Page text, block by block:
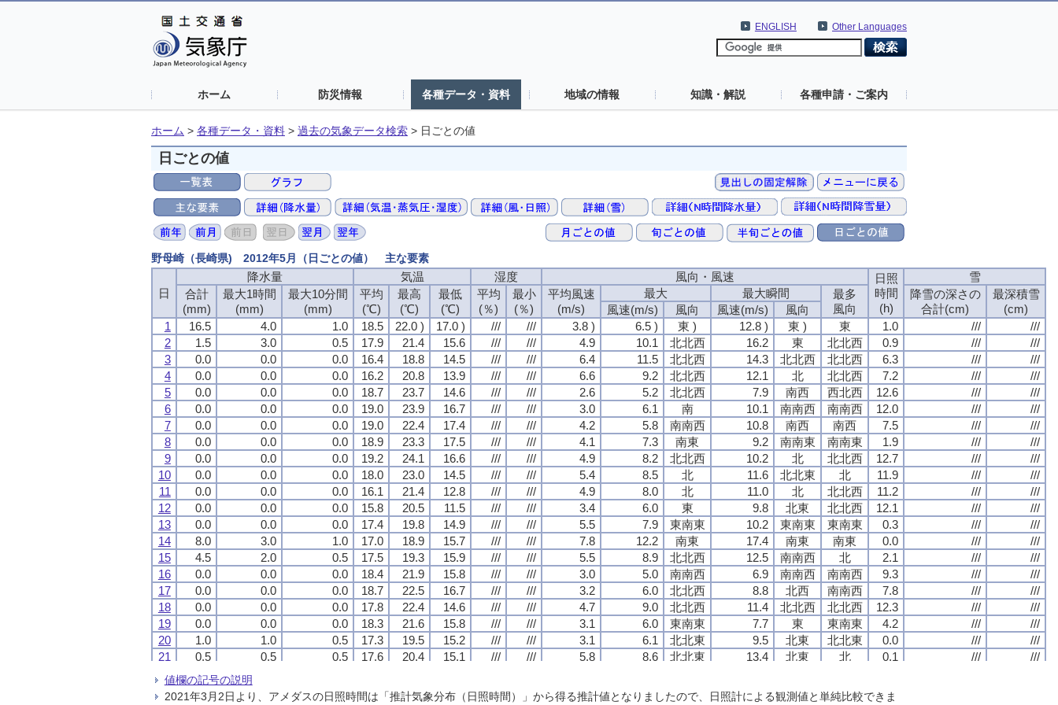
Other Languages
ENGLISH
ホーム 防災情報 各種データ・資料 地域の情報 知識・解説 各種申請・ご案内
ホーム > 各種データ・資料 > 過去の気象データ検索 > 日ごとの値
日ごとの値
野母崎（長崎県) 2012年5月（日ごとの値） 主な要素
日
降水量 気温 湿度 風向・風速
日照
時間
(h)
雪
合計
(mm)
最大1時間
(mm)
最大10分間
(mm)
平均
(℃)
最高
(℃)
最低
(℃)
平均
(％)
最小
(％)
平均風速
(m/s)
最大 最大瞬間
最多
風向
降雪の深さの
合計(cm)
最深積雪
(cm)
風速(m/s) 風向 風速(m/s)
風向
1
16.5 4.0 1.0 18.5 22.0 ) 17.0 ) /// /// 3.8 ) 6.5 ) 東 ) 12.8 ) 東 ) 東 1.0 ///
///
2
1.5 3.0 0.5 17.9 21.4 15.6 /// /// 4.9 10.1 北北西 16.2 東 北北西 0.9 ///
///
3
0.0 0.0 0.0 16.4 18.8 14.5 /// /// 6.4 11.5 北北西 14.3 北北西 北北西 6.3 ///
///
4
0.0 0.0 0.0 16.2 20.8 13.9 /// /// 6.6 9.2 北北西 12.1 北 北北西 7.2 ///
///
5
0.0 0.0 0.0 18.7 23.7 14.6 /// /// 2.6 5.2 北北西 7.9 南西 西北西 12.6 ///
///
6
0.0 0.0 0.0 19.0 23.9 16.7 /// /// 3.0 6.1 南 10.1 南南西 南南西 12.0 ///
///
7
0.0 0.0 0.0 19.0 22.4 17.4 /// /// 4.2 5.8 南南西 10.8 南西 南西 7.5 ///
///
8
0.0 0.0 0.0 18.9 23.3 17.5 /// /// 4.1 7.3 南東 9.2 南南東 南南東 1.9 ///
///
9
0.0 0.0 0.0 19.2 24.1 16.6 /// /// 4.9 8.2 北北西 10.2 北 北北西 12.7 ///
///
10
0.0 0.0 0.0 18.0 23.0 14.5 /// /// 5.4 8.5 北 11.6 北北東 北 11.9 ///
///
11
0.0 0.0 0.0 16.1 21.4 12.8 /// /// 4.9 8.0 北 11.0 北 北北西 11.2 ///
///
12
0.0 0.0 0.0 15.8 20.5 11.5 /// /// 3.4 6.0 東 9.8 北東 北北西 12.1 ///
///
13
0.0 0.0 0.0 17.4 19.8 14.9 /// /// 5.5 7.9 東南東 10.2 東南東 東南東 0.3 ///
///
14
8.0 3.0 1.0 17.0 18.9 15.7 /// /// 7.8 12.2 南東 17.4 南東 南東 0.0 ///
///
15
4.5 2.0 0.5 17.5 19.3 15.9 /// /// 5.5 8.9 北北西 12.5 南南西 北 2.1 ///
///
16
0.0 0.0 0.0 18.4 21.9 15.8 /// /// 3.0 5.0 南南西 6.9 南南西 南南西 9.3 ///
///
17
0.0 0.0 0.0 18.7 22.5 16.7 /// /// 3.2 6.0 北北西 8.8 北西 南南西 7.8 ///
///
18
0.0 0.0 0.0 17.8 22.4 14.6 /// /// 4.7 9.0 北北西 11.4 北北西 北北西 12.3 ///
///
19
0.0 0.0 0.0 18.3 21.6 15.8 /// /// 3.1 6.0 東南東 7.7 東 東南東 4.2 ///
///
20
1.0 1.0 0.5 17.3 19.5 15.2 /// /// 3.1 6.1 北北東 9.5 北東 北北東 0.0 ///
///
21
0.5 0.5 0.5 17.6 20.4 15.1 /// /// 5.8 8.6 北北東 13.4 北東 北 0.1 ///
///
22
0.0
23
0.0 0.0 0.0 18.8 21.6 16.9 /// 2.3 5.3 北北西 6.0 北北西 北北西 2.2
日
降水量 気温 湿度 風向・風速
日照
時間
(h)
雪
合計
(mm)
最大1時間
(mm)
最大10分間
(mm)
平均
(℃)
最高
(℃)
最低
(℃)
平均
(％)
最小
(％)
平均風速
(m/s)
最大 最大瞬間
最多
風向
降雪の深さの
合計(cm)
最深積雪
(cm)
風速(m/s) 風向 風速(m/s)
風向
1
16.5 4.0 1.0 18.5 22.0 ) 17.0 ) /// /// 3.8 ) 6.5 ) 東 ) 12.8 ) 東 ) 東 1.0 ///
///
2
1.5 3.0 0.5 17.9 21.4 15.6 /// /// 4.9 10.1 北北西 16.2 東 北北西 0.9 ///
///
3
0.0 0.0 0.0 16.4 18.8 14.5 /// /// 6.4 11.5 北北西 14.3 北北西 北北西 6.3 ///
///
4
0.0 0.0 0.0 16.2 20.8 13.9 /// /// 6.6 9.2 北北西 12.1 北 北北西 7.2 ///
///
5
0.0 0.0 0.0 18.7 23.7 14.6 /// /// 2.6 5.2 北北西 7.9 南西 西北西 12.6 ///
///
6
0.0 0.0 0.0 19.0 23.9 16.7 /// /// 3.0 6.1 南 10.1 南南西 南南西 12.0 ///
///
7
0.0 0.0 0.0 19.0 22.4 17.4 /// /// 4.2 5.8 南南西 10.8 南西 南西 7.5 ///
///
8
0.0 0.0 0.0 18.9 23.3 17.5 /// /// 4.1 7.3 南東 9.2 南南東 南南東 1.9 ///
///
9
0.0 0.0 0.0 19.2 24.1 16.6 /// /// 4.9 8.2 北北西 10.2 北 北北西 12.7 ///
///
10
0.0 0.0 0.0 18.0 23.0 14.5 /// /// 5.4 8.5 北 11.6 北北東 北 11.9 ///
///
11
0.0 0.0 0.0 16.1 21.4 12.8 /// /// 4.9 8.0 北 11.0 北 北北西 11.2 ///
///
12
0.0 0.0 0.0 15.8 20.5 11.5 /// /// 3.4 6.0 東 9.8 北東 北北西 12.1 ///
///
13
0.0 0.0 0.0 17.4 19.8 14.9 /// /// 5.5 7.9 東南東 10.2 東南東 東南東 0.3 ///
///
14
8.0 3.0 1.0 17.0 18.9 15.7 /// /// 7.8 12.2 南東 17.4 南東 南東 0.0 ///
///
15
4.5 2.0 0.5 17.5 19.3 15.9 /// /// 5.5 8.9 北北西 12.5 南南西 北 2.1 ///
///
16
0.0 0.0 0.0 18.4 21.9 15.8 /// /// 3.0 5.0 南南西 6.9 南南西 南南西 9.3 ///
///
17
0.0 0.0 0.0 18.7 22.5 16.7 /// /// 3.2 6.0 北北西 8.8 北西 南南西 7.8 ///
///
18
0.0 0.0 0.0 17.8 22.4 14.6 /// /// 4.7 9.0 北北西 11.4 北北西 北北西 12.3 ///
///
19
0.0 0.0 0.0 18.3 21.6 15.8 /// /// 3.1 6.0 東南東 7.7 東 東南東 4.2 ///
///
20
1.0 1.0 0.5 17.3 19.5 15.2 /// /// 3.1 6.1 北北東 9.5 北東 北北東 0.0 ///
///
21
0.5 0.5 0.5 17.6 20.4 15.1 /// /// 5.8 8.6 北北東 13.4 北東 北 0.1 ///
///
22
0.0
23
0.0 0.0 0.0 18.8 21.6 16.9 /// 2.3 5.3 北北西 6.0 北北西 北北西 2.2
日
降水量 気温 湿度 風向・風速
日照
時間
(h)
雪
合計
(mm)
最大1時間
(mm)
最大10分間
(mm)
平均
(℃)
最高
(℃)
最低
(℃)
平均
(％)
最小
(％)
平均風速
(m/s)
最大 最大瞬間
最多
風向
降雪の深さの
合計(cm)
最深積雪
(cm)
風速(m/s) 風向 風速(m/s)
風向
1
16.5 4.0 1.0 18.5 22.0 ) 17.0 ) /// /// 3.8 ) 6.5 ) 東 ) 12.8 ) 東 ) 東 1.0 ///
///
2
1.5 3.0 0.5 17.9 21.4 15.6 /// /// 4.9 10.1 北北西 16.2 東 北北西 0.9 ///
///
3
0.0 0.0 0.0 16.4 18.8 14.5 /// /// 6.4 11.5 北北西 14.3 北北西 北北西 6.3 ///
///
4
0.0 0.0 0.0 16.2 20.8 13.9 /// /// 6.6 9.2 北北西 12.1 北 北北西 7.2 ///
///
5
0.0 0.0 0.0 18.7 23.7 14.6 /// /// 2.6 5.2 北北西 7.9 南西 西北西 12.6 ///
///
6
0.0 0.0 0.0 19.0 23.9 16.7 /// /// 3.0 6.1 南 10.1 南南西 南南西 12.0 ///
///
7
0.0 0.0 0.0 19.0 22.4 17.4 /// /// 4.2 5.8 南南西 10.8 南西 南西 7.5 ///
///
8
0.0 0.0 0.0 18.9 23.3 17.5 /// /// 4.1 7.3 南東 9.2 南南東 南南東 1.9 ///
///
9
0.0 0.0 0.0 19.2 24.1 16.6 /// /// 4.9 8.2 北北西 10.2 北 北北西 12.7 ///
///
10
0.0 0.0 0.0 18.0 23.0 14.5 /// /// 5.4 8.5 北 11.6 北北東 北 11.9 ///
///
11
0.0 0.0 0.0 16.1 21.4 12.8 /// /// 4.9 8.0 北 11.0 北 北北西 11.2 ///
///
12
0.0 0.0 0.0 15.8 20.5 11.5 /// /// 3.4 6.0 東 9.8 北東 北北西 12.1 ///
///
13
0.0 0.0 0.0 17.4 19.8 14.9 /// /// 5.5 7.9 東南東 10.2 東南東 東南東 0.3 ///
///
14
8.0 3.0 1.0 17.0 18.9 15.7 /// /// 7.8 12.2 南東 17.4 南東 南東 0.0 ///
///
15
4.5 2.0 0.5 17.5 19.3 15.9 /// /// 5.5 8.9 北北西 12.5 南南西 北 2.1 ///
///
16
0.0 0.0 0.0 18.4 21.9 15.8 /// /// 3.0 5.0 南南西 6.9 南南西 南南西 9.3 ///
///
17
0.0 0.0 0.0 18.7 22.5 16.7 /// /// 3.2 6.0 北北西 8.8 北西 南南西 7.8 ///
///
18
0.0 0.0 0.0 17.8 22.4 14.6 /// /// 4.7 9.0 北北西 11.4 北北西 北北西 12.3 ///
///
19
0.0 0.0 0.0 18.3 21.6 15.8 /// /// 3.1 6.0 東南東 7.7 東 東南東 4.2 ///
///
20
1.0 1.0 0.5 17.3 19.5 15.2 /// /// 3.1 6.1 北北東 9.5 北東 北北東 0.0 ///
///
21
0.5 0.5 0.5 17.6 20.4 15.1 /// /// 5.8 8.6 北北東 13.4 北東 北 0.1 ///
///
22
0.0
23
0.0 0.0 0.0 18.8 21.6 16.9 /// 2.3 5.3 北北西 6.0 北北西 北北西 2.2
日
降水量 気温 湿度 風向・風速
日照
時間
(h)
雪
合計
(mm)
最大1時間
(mm)
最大10分間
(mm)
平均
(℃)
最高
(℃)
最低
(℃)
平均
(％)
最小
(％)
平均風速
(m/s)
最大 最大瞬間
最多
風向
降雪の深さの
合計(cm)
最深積雪
(cm)
風速(m/s) 風向 風速(m/s)
風向
1
16.5 4.0 1.0 18.5 22.0 ) 17.0 ) /// /// 3.8 ) 6.5 ) 東 ) 12.8 ) 東 ) 東 1.0 ///
///
2
1.5 3.0 0.5 17.9 21.4 15.6 /// /// 4.9 10.1 北北西 16.2 東 北北西 0.9 ///
///
3
0.0 0.0 0.0 16.4 18.8 14.5 /// /// 6.4 11.5 北北西 14.3 北北西 北北西 6.3 ///
///
4
0.0 0.0 0.0 16.2 20.8 13.9 /// /// 6.6 9.2 北北西 12.1 北 北北西 7.2 ///
///
5
0.0 0.0 0.0 18.7 23.7 14.6 /// /// 2.6 5.2 北北西 7.9 南西 西北西 12.6 ///
///
6
0.0 0.0 0.0 19.0 23.9 16.7 /// /// 3.0 6.1 南 10.1 南南西 南南西 12.0 ///
///
7
0.0 0.0 0.0 19.0 22.4 17.4 /// /// 4.2 5.8 南南西 10.8 南西 南西 7.5 ///
///
8
0.0 0.0 0.0 18.9 23.3 17.5 /// /// 4.1 7.3 南東 9.2 南南東 南南東 1.9 ///
///
9
0.0 0.0 0.0 19.2 24.1 16.6 /// /// 4.9 8.2 北北西 10.2 北 北北西 12.7 ///
///
10
0.0 0.0 0.0 18.0 23.0 14.5 /// /// 5.4 8.5 北 11.6 北北東 北 11.9 ///
///
11
0.0 0.0 0.0 16.1 21.4 12.8 /// /// 4.9 8.0 北 11.0 北 北北西 11.2 ///
///
12
0.0 0.0 0.0 15.8 20.5 11.5 /// /// 3.4 6.0 東 9.8 北東 北北西 12.1 ///
///
13
0.0 0.0 0.0 17.4 19.8 14.9 /// /// 5.5 7.9 東南東 10.2 東南東 東南東 0.3 ///
///
14
8.0 3.0 1.0 17.0 18.9 15.7 /// /// 7.8 12.2 南東 17.4 南東 南東 0.0 ///
///
15
4.5 2.0 0.5 17.5 19.3 15.9 /// /// 5.5 8.9 北北西 12.5 南南西 北 2.1 ///
///
16
0.0 0.0 0.0 18.4 21.9 15.8 /// /// 3.0 5.0 南南西 6.9 南南西 南南西 9.3 ///
///
17
0.0 0.0 0.0 18.7 22.5 16.7 /// /// 3.2 6.0 北北西 8.8 北西 南南西 7.8 ///
///
18
0.0 0.0 0.0 17.8 22.4 14.6 /// /// 4.7 9.0 北北西 11.4 北北西 北北西 12.3 ///
///
19
0.0 0.0 0.0 18.3 21.6 15.8 /// /// 3.1 6.0 東南東 7.7 東 東南東 4.2 ///
///
20
1.0 1.0 0.5 17.3 19.5 15.2 /// /// 3.1 6.1 北北東 9.5 北東 北北東 0.0 ///
///
21
0.5 0.5 0.5 17.6 20.4 15.1 /// /// 5.8 8.6 北北東 13.4 北東 北 0.1 ///
///
22
0.0
23
0.0 0.0 0.0 18.8 21.6 16.9 /// 2.3 5.3 北北西 6.0 北北西 北北西 2.2
値欄の記号の説明
2021年3月2日より、アメダスの日照時間は「推計気象分布（日照時間）」から得る推計値となりましたので、日照計による観測値と単純比較できま